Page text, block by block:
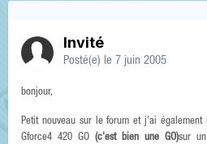
Invité
Posté(e) le 7 juin 2005
bonjour,
Petit nouveau sur le forum et j'ai
Gforce4 420 GO (c'est bien une GO)sur